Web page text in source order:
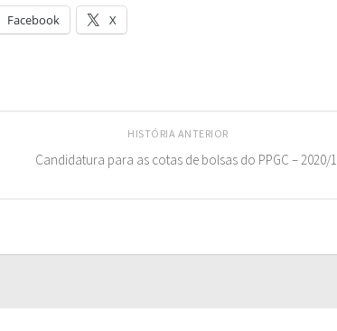
Facebook X
HISTÓRIA ANTERIOR
Candidatura para as cotas de bolsas do PPGC – 2020/1